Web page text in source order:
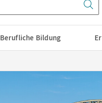
Berufliche Bildung